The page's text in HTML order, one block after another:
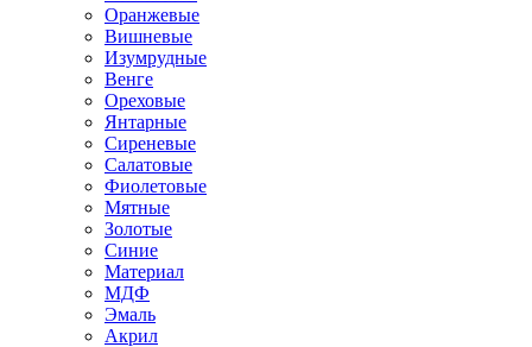
Оранжевые
Вишневые
Изумрудные
Венге
Ореховые
Янтарные
Сиреневые
Салатовые
Фиолетовые
Мятные
Золотые
Синие
Материал
МДФ
Эмаль
Акрил